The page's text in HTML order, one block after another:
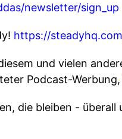
newsletter/sign_up
https://
und vielen
Podcast-Werbung,
die bleiben - überall